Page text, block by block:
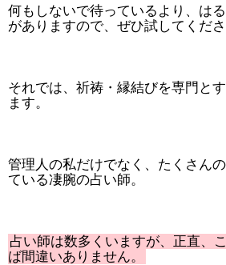
何もしないで待っているより、は
がありますので、ぜひ試してくださ
それでは、祈祷・縁結びを専門と
ます。
管理人の私だけでなく、たくさん
ている凄腕の占い師。
占い師は数多くいますが、正直、
ば間違いありません。